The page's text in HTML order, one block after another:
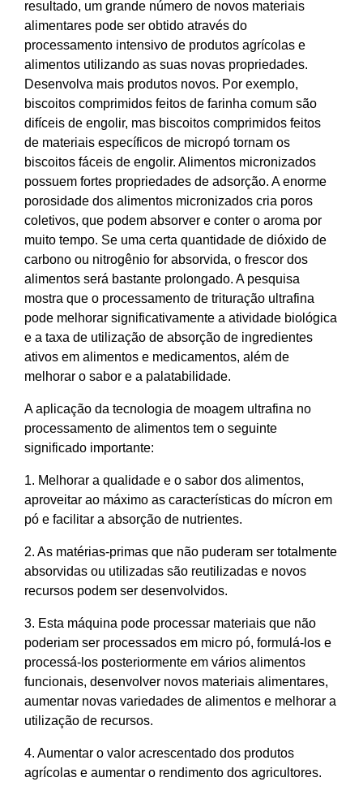
resultado, um grande número de novos materiais
alimentares pode ser obtido através do
processamento intensivo de produtos agrícolas e
alimentos utilizando as suas novas propriedades.
Desenvolva mais produtos novos. Por exemplo,
biscoitos comprimidos feitos de farinha comum são
difíceis de engolir, mas biscoitos comprimidos feitos
de materiais específicos de micropó tornam os
biscoitos fáceis de engolir. Alimentos micronizados
possuem fortes propriedades de adsorção. A enorme
porosidade dos alimentos micronizados cria poros
coletivos, que podem absorver e conter o aroma por
muito tempo. Se uma certa quantidade de dióxido de
carbono ou nitrogênio for absorvida, o frescor dos
alimentos será bastante prolongado. A pesquisa
mostra que o processamento de trituração ultrafina
pode melhorar significativamente a atividade biológica
e a taxa de utilização de absorção de ingredientes
ativos em alimentos e medicamentos, além de
melhorar o sabor e a palatabilidade.
A aplicação da tecnologia de moagem ultrafina no
processamento de alimentos tem o seguinte
significado importante:
1. Melhorar a qualidade e o sabor dos alimentos,
aproveitar ao máximo as características do mícron em
pó e facilitar a absorção de nutrientes.
2. As matérias-primas que não puderam ser totalmente
absorvidas ou utilizadas são reutilizadas e novos
recursos podem ser desenvolvidos.
3. Esta máquina pode processar materiais que não
poderiam ser processados em micro pó, formulá-los e
processá-los posteriormente em vários alimentos
funcionais, desenvolver novos materiais alimentares,
aumentar novas variedades de alimentos e melhorar a
utilização de recursos.
4. Aumentar o valor acrescentado dos produtos
agrícolas e aumentar o rendimento dos agricultores.